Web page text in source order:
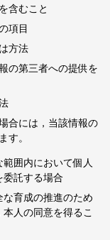
含むこと
項目
方法
の第三者への提供を
合には，当該情報の
す。
囲内において個人
託する場合
育成の推進のため
人の同意を得るこ